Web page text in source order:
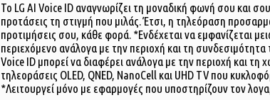
Το LG AI Voice ID αναγνωρίζει τη μοναδική φωνή σου και
προτάσεις τη στιγμή που μιλάς. Έτσι, η τηλεόραση
προτιμήσεις σου, κάθε φορά. *Ενδέχεται να εμφανίζεται
περιεχόμενο ανάλογα με την περιοχή και τη
Voice ID μπορεί να διαφέρει ανάλογα με την περιοχή και τη
τηλεοράσεις OLED, QNED, NanoCell και UHD TV που
*Λειτουργεί μόνο με εφαρμογές που υποστηρίζουν τον